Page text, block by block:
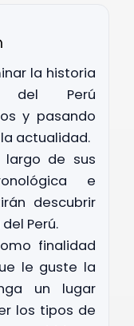
la historia
del Perú
y pasando
actualidad.
largo de sus
e
descubrir
Perú.
finalidad
le guste la
un lugar
los tipos de